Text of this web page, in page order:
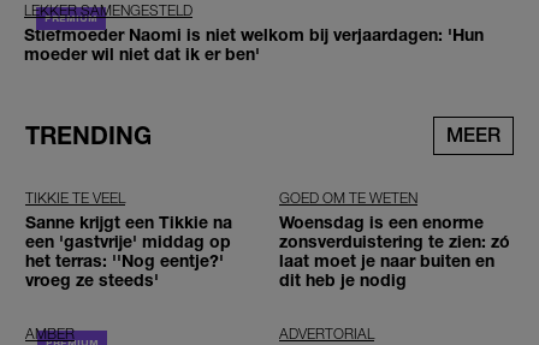
LEKKER SAMENGESTELD
Stiefmoeder Naomi is niet welkom bij verjaardagen: 'Hun
moeder wil niet dat ik er ben'
TRENDING MEER
TIKKIE TE VEEL
Sanne krijgt een Tikkie na
een 'gastvrije' middag op
het terras: ''Nog eentje?'
vroeg ze steeds'
GOED OM TE WETEN
Woensdag is een enorme
zonsverduistering te zien: zó
laat moet je naar buiten en
dit heb je nodig
AMBER ADVERTORIAL